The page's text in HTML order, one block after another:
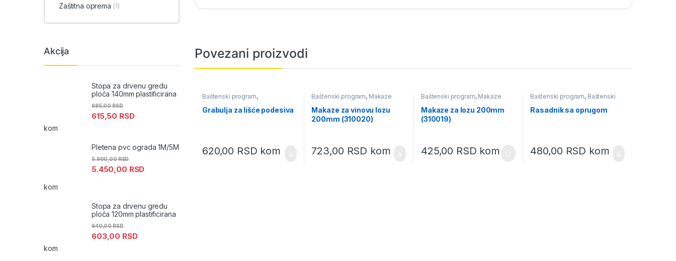
Povezani proizvodi
Baštenski program,
Gradjevinarstvo
motike, grablje,,Lopate, ašovi,
motike, grablje, budaci
Grabulja za lišće podesiva
620,00 RSD kom
Baštenski program, Makaze
Makaze za vinovu lozu
200mm (310020)
723,00 RSD kom
Baštenski program, Makaze
Makaze za lozu 200mm
(310019)
425,00 RSD kom
Baštenski program, Baštenski
Rasadnik sa oprugom
480,00 RSD kom
Zaštitna oprema (1)
Akcija
Stopa za drvenu gredu
ploča 140mm plastificirana
615,50 RSD
685,00RSD
kom
Pletena pvc ograda 1M/5M
5.450,00 RSD
5.900,00RSD
kom
Stopa za drvenu gredu
ploča 120mm plastificirana
603,00 RSD
640,00RSD
kom